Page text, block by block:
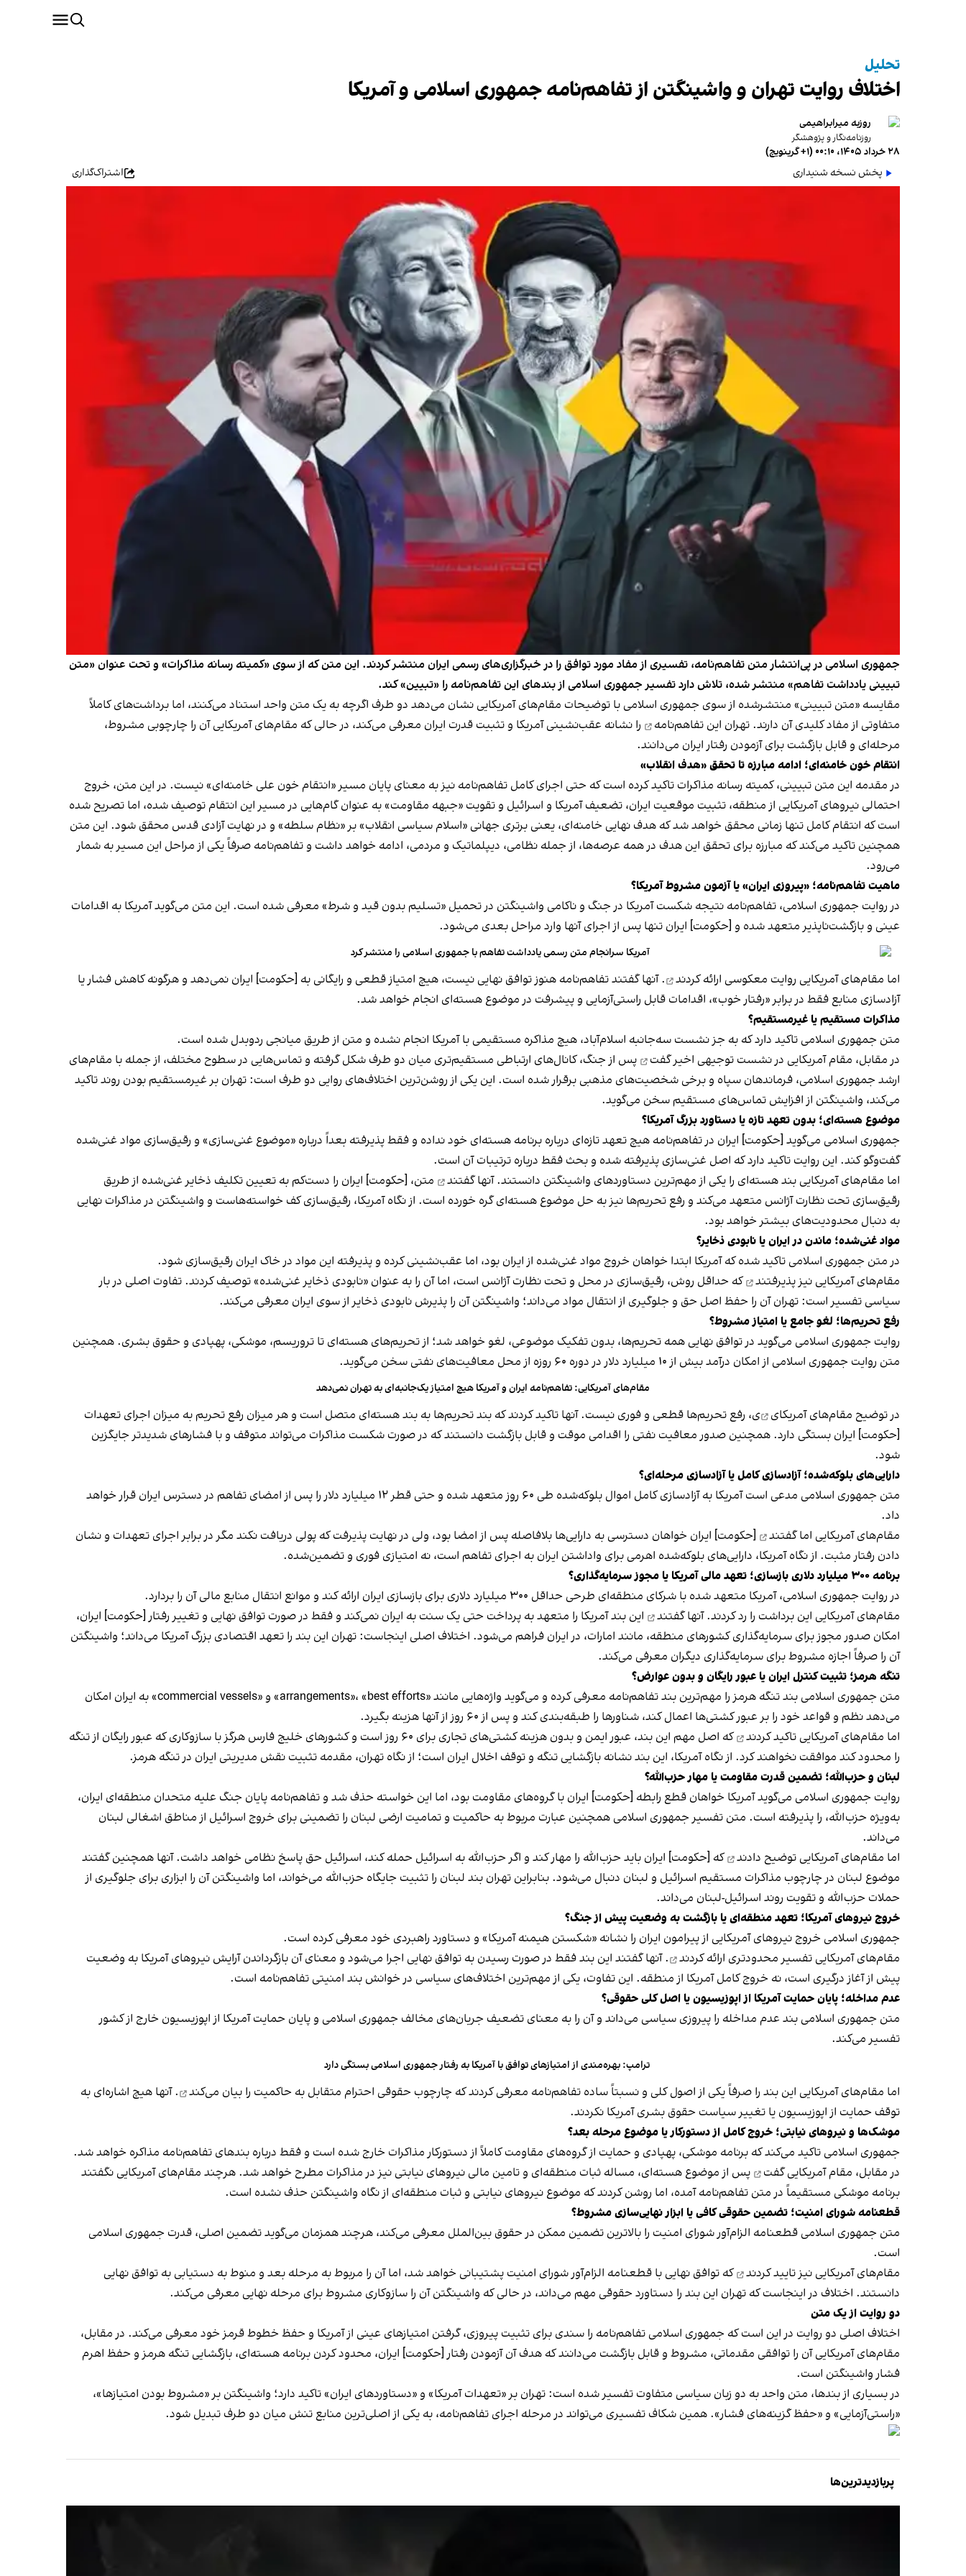
تحلیل
اختلاف روایت تهران و واشینگتن از تفاهم‌نامه جمهوری اسلامی و آمریکا
روزبه میرابراهیمی
روزنامه‌نگار و پژوهشگر
۲۸ خرداد ۱۴۰۵، ۰۰:۱۰ (‎+۱ گرینویچ)
پخش نسخه شنیداری
اشتراک‌گذاری
جمهوری اسلامی در پی‌انتشار متن تفاهم‌نامه، تفسیری از مفاد مورد توافق را در خبرگزاری‌های رسمی ایران منتشر کردند. این متن که از سوی «کمیته رسانه مذاکرات» و تحت عنوان «متن
تبیینی یادداشت تفاهم» منتشر شده، تلاش دارد تفسیر جمهوری اسلامی از بندهای این تفاهم‌نامه را «تبیین» کند.
مقایسه «متن تبیینی» منتشرشده از سوی جمهوری اسلامی با توضیحات مقام‌های آمریکایی نشان می‌دهد دو طرف اگرچه به یک متن واحد استناد می‌کنند، اما برداشت‌های کاملاً
متفاوتی از مفاد کلیدی آن دارند. تهران این تفاهم‌نامه
را نشانه عقب‌نشینی آمریکا و تثبیت قدرت ایران معرفی می‌کند، در حالی که مقام‌های آمریکایی آن را چارچوبی مشروط،
مرحله‌ای و قابل بازگشت برای آزمودن رفتار ایران می‌دانند.
انتقام خون خامنه‌ای؛ ادامه مبارزه تا تحقق «هدف انقلاب»
در مقدمه این متن تبیینی، کمیته رسانه مذاکرات تاکید کرده است که حتی اجرای کامل تفاهم‌نامه نیز به معنای پایان مسیر «انتقام خون علی خامنه‌ای» نیست. در این متن، خروج
احتمالی نیروهای آمریکایی از منطقه، تثبیت موقعیت ایران، تضعیف آمریکا و اسرائیل و تقویت «جبهه مقاومت» به عنوان گام‌هایی در مسیر این انتقام توصیف شده، اما تصریح شده
است که انتقام کامل تنها زمانی محقق خواهد شد که هدف نهایی خامنه‌ای، یعنی برتری جهانی «اسلام سیاسی انقلاب» بر «نظام سلطه» و در نهایت آزادی قدس محقق شود. این متن
همچنین تاکید می‌کند که مبارزه برای تحقق این هدف در همه عرصه‌ها، از جمله نظامی، دیپلماتیک و مردمی، ادامه خواهد داشت و تفاهم‌نامه صرفاً یکی از مراحل این مسیر به شمار
می‌رود.
ماهیت تفاهم‌نامه؛ «پیروزی ایران» یا آزمون مشروط آمریکا؟
در روایت جمهوری اسلامی، تفاهم‌نامه نتیجه شکست آمریکا در جنگ و ناکامی واشینگتن در تحمیل «تسلیم بدون قید و شرط» معرفی شده است. این متن می‌گوید آمریکا به اقدامات
عینی و بازگشت‌ناپذیر متعهد شده و [حکومت] ایران تنها پس از اجرای آنها وارد مراحل بعدی می‌شود.
آمریکا سرانجام متن رسمی یادداشت تفاهم با جمهوری اسلامی را منتشر کرد
اما مقام‌های آمریکایی روایت معکوسی ارائه کردند
. آنها گفتند تفاهم‌نامه هنوز توافق نهایی نیست، هیچ امتیاز قطعی و رایگانی به [حکومت] ایران نمی‌دهد و هرگونه کاهش فشار یا
آزادسازی منابع فقط در برابر «رفتار خوب»، اقدامات قابل راستی‌آزمایی و پیشرفت در موضوع هسته‌ای انجام خواهد شد.
مذاکرات مستقیم یا غیرمستقیم؟
متن جمهوری اسلامی تاکید دارد که به جز نشست سه‌جانبه اسلام‌آباد، هیچ مذاکره مستقیمی با آمریکا انجام نشده و متن از طریق میانجی ردوبدل شده است.
در مقابل، مقام آمریکایی در نشست توجیهی اخیر گفت
پس از جنگ، کانال‌های ارتباطی مستقیم‌تری میان دو طرف شکل گرفته و تماس‌هایی در سطوح مختلف، از جمله با مقام‌های
ارشد جمهوری اسلامی، فرماندهان سپاه و برخی شخصیت‌های مذهبی برقرار شده است. این یکی از روشن‌ترین اختلاف‌های روایی دو طرف است: تهران بر غیرمستقیم بودن روند تاکید
می‌کند، واشینگتن از افزایش تماس‌های مستقیم سخن می‌گوید.
موضوع هسته‌ای؛ بدون تعهد تازه یا دستاورد بزرگ آمریکا؟
جمهوری اسلامی می‌گوید [حکومت] ایران در تفاهم‌نامه هیچ تعهد تازه‌ای درباره برنامه هسته‌ای خود نداده و فقط پذیرفته بعداً درباره «موضوع غنی‌سازی» و رقیق‌سازی مواد غنی‌شده
گفت‌وگو کند. این روایت تاکید دارد که اصل غنی‌سازی پذیرفته شده و بحث فقط درباره ترتیبات آن است.
اما مقام‌های آمریکایی بند هسته‌ای را یکی از مهم‌ترین دستاوردهای واشینگتن دانستند.آنها گفتند
متن، [حکومت] ایران را دست‌کم به تعیین تکلیف ذخایر غنی‌شده از طریق
رقیق‌سازی تحت نظارت آژانس متعهد می‌کند و رفع تحریم‌ها نیز به حل موضوع هسته‌ای گره خورده است. از نگاه آمریکا، رقیق‌سازی کف خواسته‌هاست و واشینگتن در مذاکرات نهایی
به دنبال محدودیت‌های بیشتر خواهد بود.
مواد غنی‌شده؛ ماندن در ایران یا نابودی ذخایر؟
در متن جمهوری اسلامی تاکید شده که آمریکا ابتدا خواهان خروج مواد غنی‌شده از ایران بود، اما عقب‌نشینی کرده و پذیرفته این مواد در خاک ایران رقیق‌سازی شود.
مقام‌های آمریکایی نیزپذیرفتند
که حداقل روش، رقیق‌سازی در محل و تحت نظارت آژانس است، اما آن را به عنوان «نابودی ذخایر غنی‌شده» توصیف کردند. تفاوت اصلی در بار
سیاسی تفسیر است: تهران آن را حفظ اصل حق و جلوگیری از انتقال مواد می‌داند؛ واشینگتن آن را پذیرش نابودی ذخایر از سوی ایران معرفی می‌کند.
رفع تحریم‌ها؛ لغو جامع یا امتیاز مشروط؟
روایت جمهوری اسلامی می‌گوید در توافق نهایی همه تحریم‌ها، بدون تفکیک موضوعی، لغو خواهد شد؛ از تحریم‌های هسته‌ای تا تروریسم، موشکی، پهپادی و حقوق بشری. همچنین
متن روایت جمهوری اسلامی از امکان درآمد بیش از ۱۰ میلیارد دلار در دوره ۶۰ روزه از محل معافیت‌های نفتی سخن می‌گوید.
مقام‌های آمریکایی: تفاهم‌نامه ایران و آمریکا هیچ امتیاز یک‌جانبه‌ای به تهران نمی‌دهد
درتوضیح مقام‌های آمریکای
ی، رفع تحریم‌ها قطعی و فوری نیست. آنها تاکید کردند که بند تحریم‌ها به بند هسته‌ای متصل است و هر میزان رفع تحریم به میزان اجرای تعهدات
[حکومت] ایران بستگی دارد. همچنین صدور معافیت نفتی را اقدامی موقت و قابل بازگشت دانستند که در صورت شکست مذاکرات می‌تواند متوقف و با فشارهای شدیدتر جایگزین
شود.
دارایی‌های بلوکه‌شده؛ آزادسازی کامل یا آزادسازی مرحله‌ای؟
متن جمهوری اسلامی مدعی است آمریکا به آزادسازی کامل اموال بلوکه‌شده طی ۶۰ روز متعهد شده و حتی قطر ۱۲ میلیارد دلار را پس از امضای تفاهم در دسترس ایران قرار خواهد
داد.
مقام‌های آمریکایی اماگفتند
[حکومت] ایران خواهان دسترسی به دارایی‌ها بلافاصله پس از امضا بود، ولی در نهایت پذیرفت که پولی دریافت نکند مگر در برابر اجرای تعهدات و نشان
دادن رفتار مثبت. از نگاه آمریکا، دارایی‌های بلوکه‌شده اهرمی برای واداشتن ایران به اجرای تفاهم است، نه امتیازی فوری و تضمین‌شده.
برنامه ۳۰۰ میلیارد دلاری بازسازی؛ تعهد مالی آمریکا یا مجوز سرمایه‌گذاری؟
در روایت جمهوری اسلامی، آمریکا متعهد شده با شرکای منطقه‌ای طرحی حداقل ۳۰۰ میلیارد دلاری برای بازسازی ایران ارائه کند و موانع انتقال منابع مالی آن را بردارد.
مقام‌های آمریکایی این برداشت را رد کردند.آنها گفتند
این بند آمریکا را متعهد به پرداخت حتی یک سنت به ایران نمی‌کند و فقط در صورت توافق نهایی و تغییر رفتار [حکومت] ایران،
امکان صدور مجوز برای سرمایه‌گذاری کشورهای منطقه، مانند امارات، در ایران فراهم می‌شود. اختلاف اصلی اینجاست: تهران این بند را تعهد اقتصادی بزرگ آمریکا می‌داند؛ واشینگتن
آن را صرفاً اجازه مشروط برای سرمایه‌گذاری دیگران معرفی می‌کند.
تنگه هرمز؛ تثبیت کنترل ایران یا عبور رایگان و بدون عوارض؟
متن جمهوری اسلامی بند تنگه هرمز را مهم‌ترین بند تفاهم‌نامه معرفی کرده و می‌گوید واژه‌هایی مانند «arrangements»، «best efforts» و «commercial vessels» به ایران امکان
می‌دهد نظم و قواعد خود را بر عبور کشتی‌ها اعمال کند، شناورها را طبقه‌بندی کند و پس از ۶۰ روز از آنها هزینه بگیرد.
اما مقام‌های آمریکایی تاکید کردند
که اصل مهم این بند، عبور ایمن و بدون هزینه کشتی‌های تجاری برای ۶۰ روز است و کشورهای خلیج فارس هرگز با سازوکاری که عبور رایگان از تنگه
را محدود کند موافقت نخواهند کرد. از نگاه آمریکا، این بند نشانه بازگشایی تنگه و توقف اخلال ایران است؛ از نگاه تهران، مقدمه تثبیت نقش مدیریتی ایران در تنگه هرمز.
لبنان و حزب‌الله؛ تضمین قدرت مقاومت یا مهار حزب‌الله؟
روایت جمهوری اسلامی می‌گوید آمریکا خواهان قطع رابطه [حکومت] ایران با گروه‌های مقاومت بود، اما این خواسته حذف شد و تفاهم‌نامه پایان جنگ علیه متحدان منطقه‌ای ایران،
به‌ویژه حزب‌الله، را پذیرفته است. متن تفسیر جمهوری اسلامی همچنین عبارت مربوط به حاکمیت و تمامیت ارضی لبنان را تضمینی برای خروج اسرائیل از مناطق اشغالی لبنان
می‌داند.
اما مقام‌های آمریکایی توضیح دادند
که [حکومت] ایران باید حزب‌الله را مهار کند و اگر حزب‌الله به اسرائیل حمله کند، اسرائیل حق پاسخ نظامی خواهد داشت. آنها همچنین گفتند
موضوع لبنان در چارچوب مذاکرات مستقیم اسرائیل و لبنان دنبال می‌شود. بنابراین تهران بند لبنان را تثبیت جایگاه حزب‌الله می‌خواند، اما واشینگتن آن را ابزاری برای جلوگیری از
حملات حزب‌الله و تقویت روند اسرائیل-لبنان می‌داند.
خروج نیروهای آمریکا؛ تعهد منطقه‌ای یا بازگشت به وضعیت پیش از جنگ؟
جمهوری اسلامی خروج نیروهای آمریکایی از پیرامون ایران را نشانه «شکستن هیمنه آمریکا» و دستاورد راهبردی خود معرفی کرده است.
مقام‌های آمریکایی تفسیر محدودتری ارائه کردند
. آنها گفتند این بند فقط در صورت رسیدن به توافق نهایی اجرا می‌شود و معنای آن بازگرداندن آرایش نیروهای آمریکا به وضعیت
پیش از آغاز درگیری است، نه خروج کامل آمریکا از منطقه. این تفاوت، یکی از مهم‌ترین اختلاف‌های سیاسی در خوانش بند امنیتی تفاهم‌نامه است.
عدم مداخله؛ پایان حمایت آمریکا از اپوزیسیون یا اصل کلی حقوقی؟
متن جمهوری اسلامی بند عدم مداخله را پیروزی سیاسی می‌داند و آن را به معنای تضعیف جریان‌های مخالف جمهوری اسلامی و پایان حمایت آمریکا از اپوزیسیون خارج از کشور
تفسیر می‌کند.
ترامپ: بهره‌مندی از امتیازهای توافق با آمریکا به رفتار جمهوری اسلامی بستگی دارد
اما مقام‌های آمریکایی این بند را صرفاً یکی از اصول کلی و نسبتاً ساده تفاهم‌نامه معرفی کردند که چارچوب حقوقی احترام متقابل به حاکمیت را بیان می‌کند
. آنها هیچ اشاره‌ای به
توقف حمایت از اپوزیسیون یا تغییر سیاست حقوق بشری آمریکا نکردند.
موشک‌ها و نیروهای نیابتی؛ خروج کامل از دستورکار یا موضوع مرحله بعد؟
جمهوری اسلامی تاکید می‌کند که برنامه موشکی، پهپادی و حمایت از گروه‌های مقاومت کاملاً از دستورکار مذاکرات خارج شده است و فقط درباره بندهای تفاهم‌نامه مذاکره خواهد شد.
در مقابل، مقام آمریکاییگفت
پس از موضوع هسته‌ای، مساله ثبات منطقه‌ای و تامین مالی نیروهای نیابتی نیز در مذاکرات مطرح خواهد شد. هرچند مقام‌های آمریکایی نگفتند
برنامه موشکی مستقیماً در متن تفاهم‌نامه آمده، اما روشن کردند که موضوع نیروهای نیابتی و ثبات منطقه‌ای از نگاه واشینگتن حذف نشده است.
قطعنامه شورای امنیت؛ تضمین حقوقی کافی یا ابزار نهایی‌سازی مشروط؟
متن جمهوری اسلامی قطعنامه الزام‌آور شورای امنیت را بالاترین تضمین ممکن در حقوق بین‌الملل معرفی می‌کند، هرچند همزمان می‌گوید تضمین اصلی، قدرت جمهوری اسلامی
است.
مقام‌های آمریکایی نیزتایید کردند
که توافق نهایی با قطعنامه الزام‌آور شورای امنیت پشتیبانی خواهد شد، اما آن را مربوط به مرحله بعد و منوط به دستیابی به توافق نهایی
دانستند. اختلاف در اینجاست که تهران این بند را دستاورد حقوقی مهم می‌داند، در حالی که واشینگتن آن را سازوکاری مشروط برای مرحله نهایی معرفی می‌کند.
دو روایت از یک متن
اختلاف اصلی دو روایت در این است که جمهوری اسلامی تفاهم‌نامه را سندی برای تثبیت پیروزی، گرفتن امتیازهای عینی از آمریکا و حفظ خطوط قرمز خود معرفی می‌کند. در مقابل،
مقام‌های آمریکایی آن را توافقی مقدماتی، مشروط و قابل بازگشت می‌دانند که هدف آن آزمودن رفتار [حکومت] ایران، محدود کردن برنامه هسته‌ای، بازگشایی تنگه هرمز و حفظ اهرم
فشار واشینگتن است.
در بسیاری از بندها، متن واحد به دو زبان سیاسی متفاوت تفسیر شده است: تهران بر «تعهدات آمریکا» و «دستاوردهای ایران» تاکید دارد؛ واشینگتن بر «مشروط بودن امتیازها»،
«راستی‌آزمایی» و «حفظ گزینه‌های فشار». همین شکاف تفسیری می‌تواند در مرحله اجرای تفاهم‌نامه، به یکی از اصلی‌ترین منابع تنش میان دو طرف تبدیل شود.
پربازدیدترین‌ها